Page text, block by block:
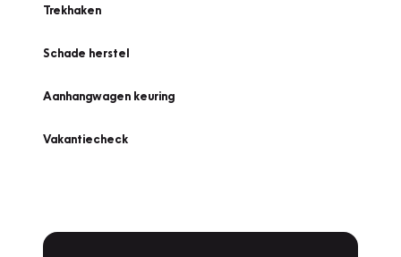
Trekhaken
Schade herstel
Aanhangwagen keuring
Vakantiecheck